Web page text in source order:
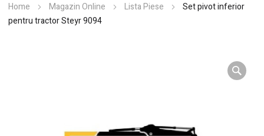
Home Magazin Online Lista Piese
Set pivot inferior
pentru tractor Steyr 9094